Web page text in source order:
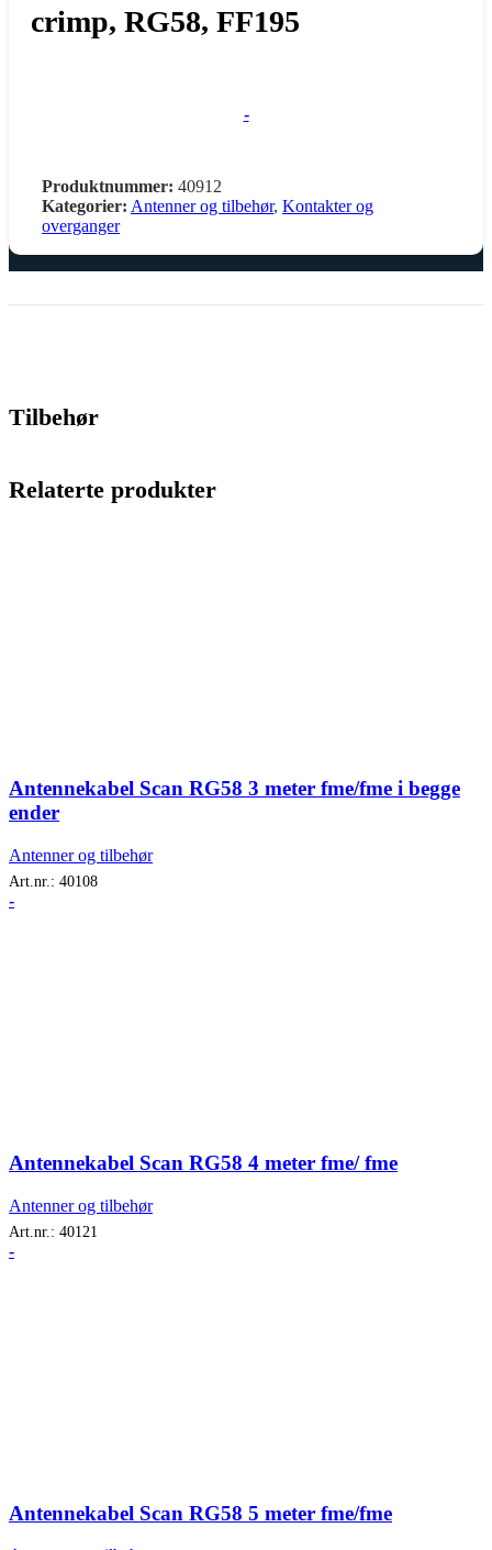
crimp, RG58, FF195
-
Produktnummer: 40912
Kategorier: Antenner og tilbehør, Kontakter og
overganger
Tilbehør
Relaterte produkter
Antennekabel Scan RG58 3 meter fme/fme i begge
ender
Antenner og tilbehør
Art.nr.: 40108
-
Antennekabel Scan RG58 4 meter fme/ fme
Antenner og tilbehør
Art.nr.: 40121
-
Antennekabel Scan RG58 5 meter fme/fme